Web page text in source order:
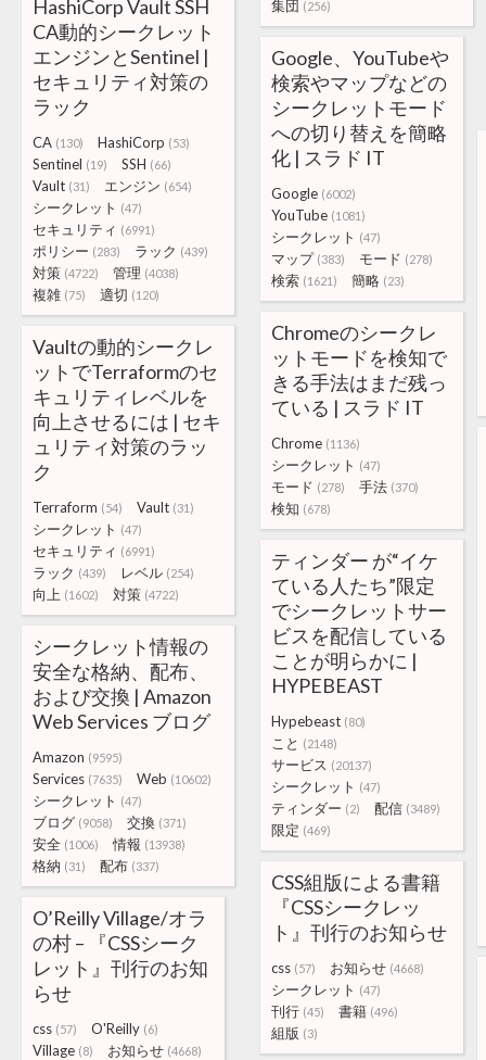
集団 (256)
HashiCorp Vault SSH
CA動的シークレット
エンジンとSentinel |
セキュリティ対策の
ラック
CA (130) HashiCorp (53)
Sentinel (19) SSH (66)
Vault (31) エンジン (654)
シークレット (47)
セキュリティ (6991)
ポリシー (283) ラック (439)
対策 (4722) 管理 (4038)
複雑 (75) 適切 (120)
Google、YouTubeや
検索やマップなどの
シークレットモード
への切り替えを簡略
化 | スラド IT
Google (6002)
YouTube (1081)
シークレット (47)
マップ (383) モード (278)
検索 (1621) 簡略 (23)
Vaultの動的シークレ
ットでTerraformのセ
キュリティレベルを
向上させるには | セキ
ュリティ対策のラッ
ク
Terraform (54) Vault (31)
シークレット (47)
セキュリティ (6991)
ラック (439) レベル (254)
向上 (1602) 対策 (4722)
Chromeのシークレ
ットモードを検知で
きる手法はまだ残っ
ている | スラド IT
Chrome (1136)
シークレット (47)
モード (278) 手法 (370)
検知 (678)
シークレット情報の
安全な格納、配布、
および交換 | Amazon
Web Services ブログ
Amazon (9595)
Services (7635) Web (10602)
シークレット (47)
ブログ (9058) 交換 (371)
安全 (1006) 情報 (13938)
格納 (31) 配布 (337)
ティンダー が“イケ
ている人たち”限定
でシークレットサー
ビスを配信している
ことが明らかに |
HYPEBEAST
Hypebeast (80)
こと (2148)
サービス (20137)
シークレット (47)
ティンダー (2) 配信 (3489)
限定 (469)
CSS組版による書籍
『CSSシークレッ
ト』刊行のお知らせ
css (57) お知らせ (4668)
シークレット (47)
刊行 (45) 書籍 (496)
組版 (3)
O’Reilly Village/オラ
の村 – 『CSSシーク
レット』刊行のお知
らせ
css (57) O'Reilly (6)
Village (8) お知らせ (4668)